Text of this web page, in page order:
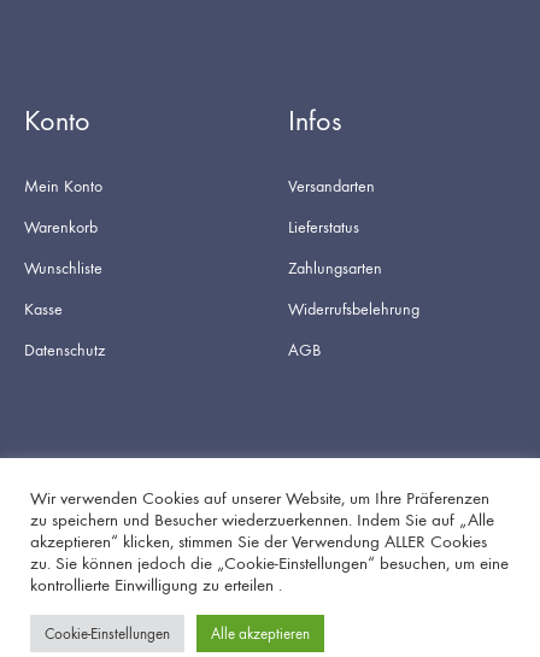
Konto
Mein Konto
Warenkorb
Wunschliste
Kasse
Datenschutz
Infos
Versandarten
Lieferstatus
Zahlungsarten
Widerrufsbelehrung
AGB
FacebookInstagram
Wir verwenden Cookies auf unserer Website, um Ihre Präferenzen
zu speichern und Besucher wiederzuerkennen. Indem Sie auf „Alle
akzeptieren“ klicken, stimmen Sie der Verwendung ALLER Cookies
zu. Sie können jedoch die „Cookie-Einstellungen“ besuchen, um eine
kontrollierte Einwilligung zu erteilen .
Cookie-Einstellungen Alle akzeptieren